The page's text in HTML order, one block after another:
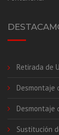
Retirada de
Desmontaje
Desmontaje
Sustitución